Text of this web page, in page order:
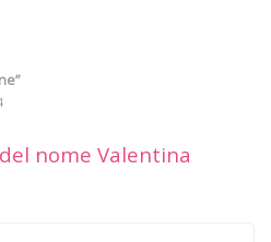
nome Valentina